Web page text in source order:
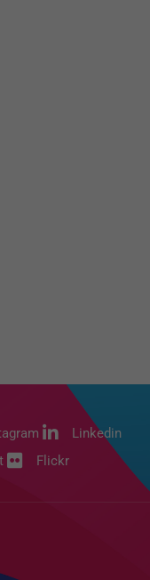
Linkedin
Flickr